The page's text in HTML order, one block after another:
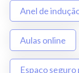
Anel de
Aulas online
Espaço